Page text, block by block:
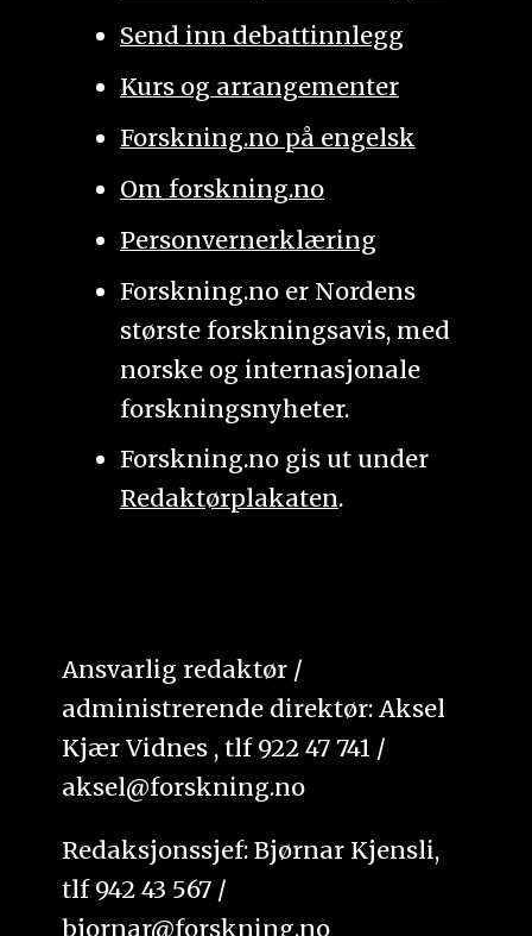
Send inn debattinnlegg
Kurs og arrangementer
Forskning.no på engelsk
Om forskning.no
Personvernerklæring
Forskning.no er Nordens
største forskningsavis, med
norske og internasjonale
forskningsnyheter.
Forskning.no gis ut under
Redaktørplakaten.
Ansvarlig redaktør /
administrerende direktør: Aksel
Kjær Vidnes , tlf 922 47 741 /
aksel@forskning.no
Redaksjonssjef: Bjørnar Kjensli,
tlf 942 43 567 /
bjornar@forskning.no